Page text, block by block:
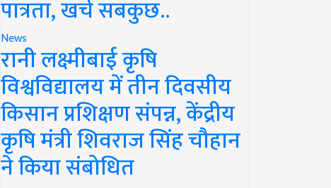
पात्रता, खर्च सबकुछ..
News
रानी लक्ष्मीबाई कृषि
विश्वविद्यालय में तीन दिवसीय
किसान प्रशिक्षण संपन्न, केंद्रीय
कृषि मंत्री शिवराज सिंह चौहान
ने किया संबोधित